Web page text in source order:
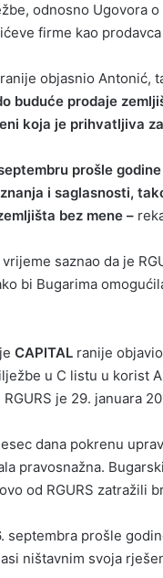
odnosno Ugovora
firme kao
objasnio Antonić,
buduće prodaje
koja je prihvatljiva
prošle
i saglasnosti,
bez mene –
saznao da je
bi Bugarima
CAPITAL ranije
u C listu u korist
RGURS je 29. januara
dana pokrenu
pravosnažna.
od RGURS zatražili
septembra prošle
ništavnim svoja